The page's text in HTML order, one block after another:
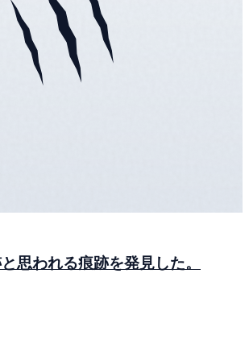
思われる痕跡を発見した。